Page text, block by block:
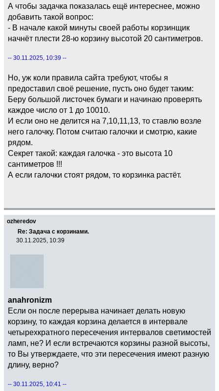
А чтобы задачка показалась ещё интереснее, можно
добавить такой вопрос:
- В начале какой минуты своей работы корзинщик
начнёт плести 28-ю корзину высотой 20 сантиметров.
-- 30.11.2025, 10:39 --
Но, уж коли правила сайта требуют, чтобы я
предоставил своё решение, пусть оно будет таким:
Беру большой листочек бумаги и начинаю проверять
каждое число от 1 до 10010.
И если оно не делится на 7,10,11,13, то ставлю возле
него галочку. Потом считаю галочки и смотрю, какие
рядом.
Секрет такой: каждая галочка - это высота 10
сантиметров !!!
А если галочки стоят рядом, то корзинка растёт.
ozheredov
Re: Задача с корзинами.
30.11.2025, 10:39
anahronizm
Если он после перерыва начинает делать новую
корзину, то каждая корзина делается в интервале
четырехкратного пересечения интервалов светимостей
ламп, не? И если встречаются корзины разной высоты,
то Вы утверждаете, что эти пересечения имеют разную
длину, верно?
-- 30.11.2025, 10:41 --